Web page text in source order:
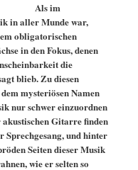
Als im
in aller Munde war,
obligatorischen
in den Fokus, denen
die
blieb. Zu diesen
mysteriösen Namen
nur schwer einzuordnen
akustischen Gitarre finden
und hinter
Seiten dieser Musik
wie er selten so